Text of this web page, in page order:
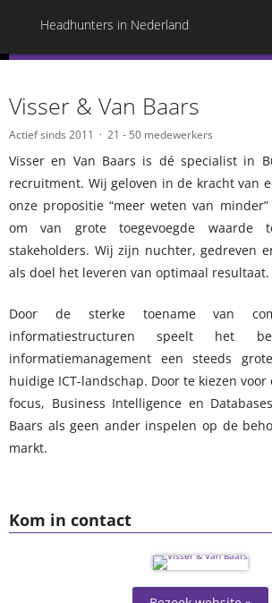
Headhunters in Nederland
Kom in contact
Visser & Van Baars
Actief sinds 2011 21 - 50 medewerkers
Visser en Van Baars is dé specialist in
recruitment. Wij geloven in de kracht van
onze propositie “meer weten van
om van grote toegevoegde waarde
stakeholders. Wij zijn nuchter, gedreven
als doel het leveren van optimaal resultaat.
Door de sterke toename van
informatiestructuren speelt het
informatiemanagement een steeds
huidige ICT-landschap. Door te kiezen
focus, Business Intelligence en
Baars als geen ander inspelen op de
markt.